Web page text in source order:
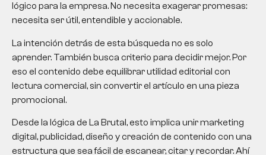
lógico para la empresa. No necesita exagerar promesas:
necesita ser útil, entendible y accionable.
La intención detrás de esta búsqueda no es solo
aprender. También busca criterio para decidir mejor. Por
eso el contenido debe equilibrar utilidad editorial con
lectura comercial, sin convertir el artículo en una pieza
promocional.
Desde la lógica de La Brutal, esto implica unir marketing
digital, publicidad, diseño y creación de contenido con una
estructura que sea fácil de escanear, citar y recordar. Ahí